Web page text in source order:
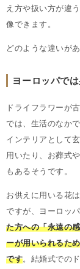
え方や扱い方が違
像できます。
どのような違いが
ヨーロッパで
ドライフラワーが
では、生活のなか
インテリアとして
用いたり、お葬式
もあるそうです。
お供えに用いる花
ですが、ヨーロッ
た方への「永遠の
ーが用いられるた
です。結婚式での